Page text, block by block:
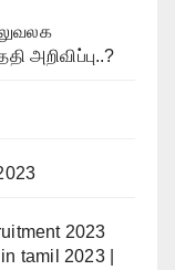
அறிவிப்பு..?
2023
tamil 2023 |